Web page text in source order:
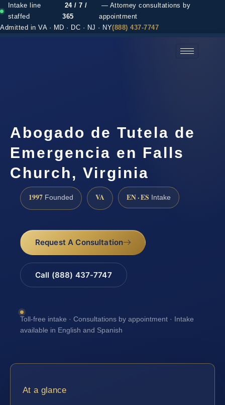
Intake line
staffed
24 / 7 /
365
— Attorney consultations by
appointment
Admitted in VA · MD · DC · NJ · NY(888) 437-7747
Abogado de Tutela de
Emergencia en Falls
Church, Virginia
1997 Founded VA EN · ES Intake
Request A Consultation
Call (888) 437-7747
Toll-free intake · Consultations by appointment · Intake
available in English and Spanish
At a glance